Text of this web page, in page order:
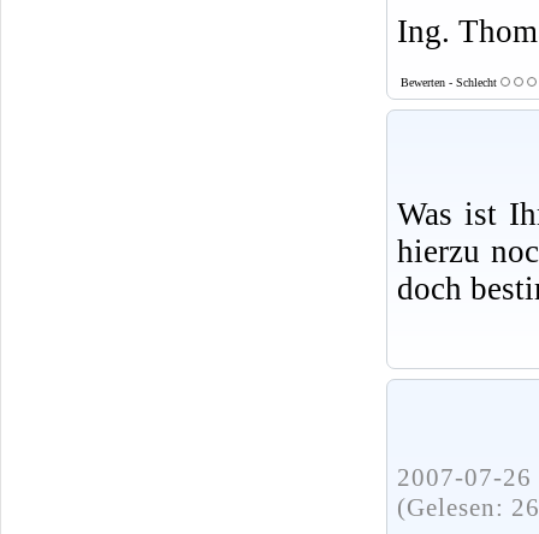
Ing.
Bewerten - Schlecht
Was ist
hierzu
doch
2007-07-
(Gelesen: